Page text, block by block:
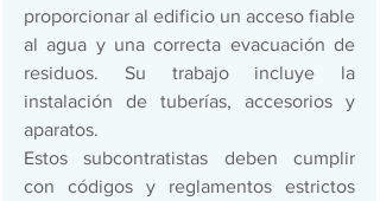
proporcionar al edificio un acceso fiable
al agua y una correcta evacuación de
residuos. Su trabajo incluye la
instalación de tuberías, accesorios y
aparatos.
Estos subcontratistas deben cumplir
con códigos y reglamentos estrictos